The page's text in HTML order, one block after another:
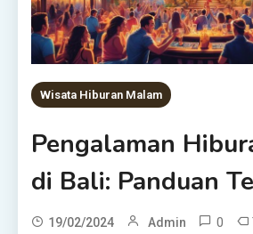
Wisata Hiburan Malam
Pengalaman
di Bali: Panduan
19/02/2024 Admin 0